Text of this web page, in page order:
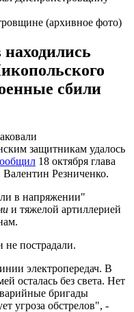
(архивное фото)
сбили
защитникам удалось
18 октября глава
Резниченко.
в напряжении"
и тяжелой артиллерией
пострадали.
электропередач. В
осталась без света. Нет
бригады
угроза обстрелов", -